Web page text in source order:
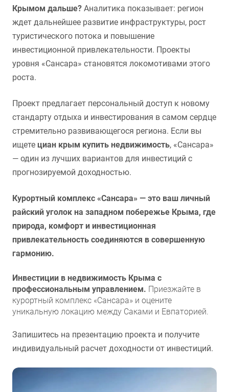
Крымом дальше? Аналитика показывает: регион
ждет дальнейшее развитие инфраструктуры, рост
туристического потока и повышение
инвестиционной привлекательности. Проекты
уровня «Сансара» становятся локомотивами этого
роста.
Проект предлагает персональный доступ к новому
стандарту отдыха и инвестирования в самом сердце
стремительно развивающегося региона. Если вы
ищете циан крым купить недвижимость, «Сансара»
— один из лучших вариантов для инвестиций с
прогнозируемой доходностью.
Курортный комплекс «Сансара» — это ваш личный
райский уголок на западном побережье Крыма, где
природа, комфорт и инвестиционная
привлекательность соединяются в совершенную
гармонию.
Инвестиции в недвижимость Крыма с
профессиональным управлением. Приезжайте в
курортный комплекс «Сансара» и оцените
уникальную локацию между Саками и Евпаторией.
Запишитесь на презентацию проекта и получите
индивидуальный расчет доходности от инвестиций.